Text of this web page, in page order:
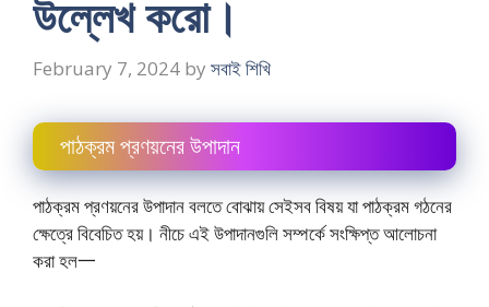
উল্লেখ করাে।
February 7, 2024 by সবাই শিখি
পাঠক্রম প্রণয়নের উপাদান
পাঠক্রম প্রণয়নের উপাদান বলতে বোঝায় সেইসব বিষয় যা পাঠক্রম গঠনের
ক্ষেত্রে বিবেচিত হয়। নীচে এই উপাদানগুলি সম্পর্কে সংক্ষিপ্ত আলােচনা
করা হল一